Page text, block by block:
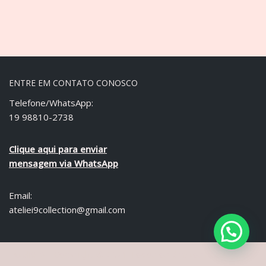
ENTRE EM CONTATO CONOSCO
Telefone/WhatsApp:
19 98810-2738
Clique aqui para enviar
mensagem via WhatsApp
Email:
ateliei9collection@gmail.com